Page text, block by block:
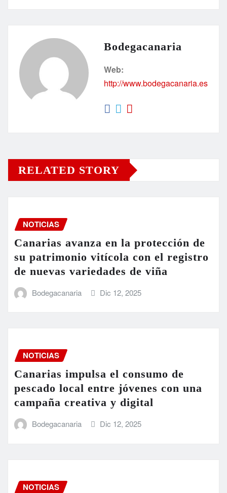
Bodegacanaria
Web:
http://www.bodegacanaria.es
RELATED STORY
NOTICIAS
Canarias avanza en la protección de
su patrimonio vitícola con el registro
de nuevas variedades de viña
Bodegacanaria Dic 12, 2025
NOTICIAS
Canarias impulsa el consumo de
pescado local entre jóvenes con una
campaña creativa y digital
Bodegacanaria Dic 12, 2025
NOTICIAS